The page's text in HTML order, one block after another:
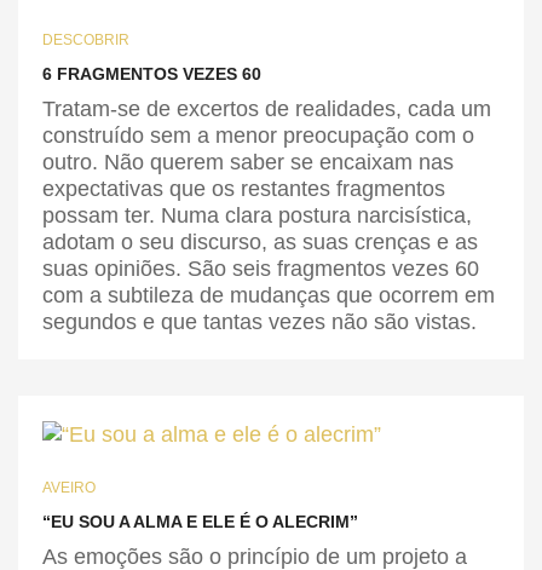
DESCOBRIR
6 FRAGMENTOS VEZES 60
Tratam-se de excertos de realidades, cada um
construído sem a menor preocupação com o
outro. Não querem saber se encaixam nas
expectativas que os restantes fragmentos
possam ter. Numa clara postura narcisística,
adotam o seu discurso, as suas crenças e as
suas opiniões. São seis fragmentos vezes 60
com a subtileza de mudanças que ocorrem em
segundos e que tantas vezes não são vistas.
AVEIRO
“EU SOU A ALMA E ELE É O ALECRIM”
As emoções são o princípio de um projeto a